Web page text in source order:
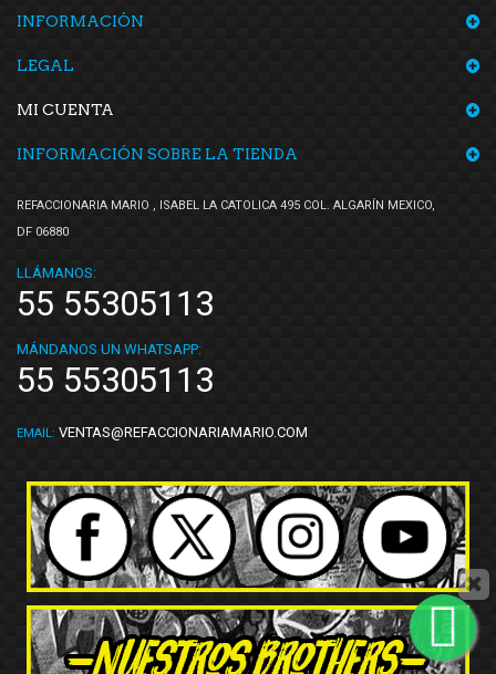
INFORMACIÓN
LEGAL
MI CUENTA
INFORMACIÓN SOBRE LA TIENDA
REFACCIONARIA MARIO , ISABEL LA CATOLICA 495 COL. ALGARÍN MEXICO,
DF 06880
LLÁMANOS:
55 55305113
MÁNDANOS UN WHATSAPP:
55 55305113
EMAIL: VENTAS@REFACCIONARIAMARIO.COM